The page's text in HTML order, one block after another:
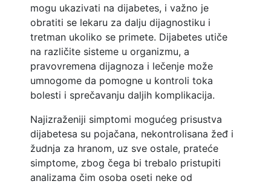
mogu ukazivati na dijabetes, i važno je
obratiti se lekaru za dalju dijagnostiku i
tretman ukoliko se primete. Dijabetes utiče
na različite sisteme u organizmu, a
pravovremena dijagnoza i lečenje može
umnogome da pomogne u kontroli toka
bolesti i sprečavanju daljih komplikacija.
Najizraženiji simptomi mogućeg prisustva
dijabetesa su pojačana, nekontrolisana žeđ i
žudnja za hranom, uz sve ostale, prateće
simptome, zbog čega bi trebalo pristupiti
analizama čim osoba oseti neke od